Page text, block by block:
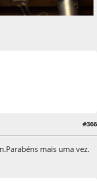
#366
mais uma vez.